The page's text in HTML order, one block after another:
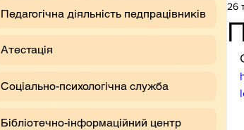
26
Педагогічна діяльність педпрацівників
Атестація
Соціально-психологічна служба
Бібліотечно-інформаційний центр